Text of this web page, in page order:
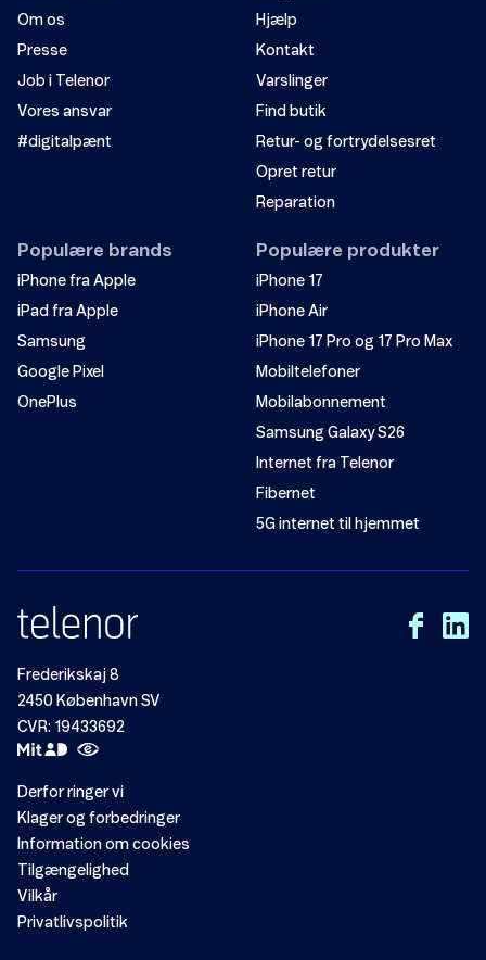
Send
Om os
Presse
Job i Telenor
Vores ansvar
#digitalpænt
Hjælp
Kontakt
Varslinger
Find butik
Retur- og fortrydelsesret
Opret retur
Reparation
Populære brands
iPhone fra Apple
iPad fra Apple
Samsung
Google Pixel
OnePlus
Populære produkter
iPhone 17
iPhone Air
iPhone 17 Pro og 17 Pro Max
Mobiltelefoner
Mobilabonnement
Samsung Galaxy S26
Internet fra Telenor
Fibernet
5G internet til hjemmet
Frederikskaj 8
2450 København SV
CVR: 19433692
Derfor ringer vi
Klager og forbedringer
Information om cookies
Tilgængelighed
Vilkår
Privatlivspolitik